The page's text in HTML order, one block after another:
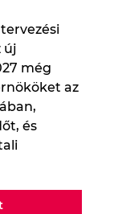
új
még
az
és